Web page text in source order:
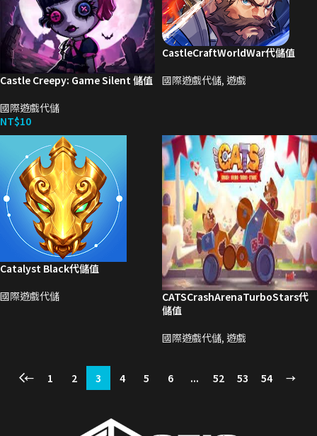
Castle Creepy: Game Silent 儲值
國際遊戲代儲
NT$10
CastleCraftWorldWar代儲值
國際遊戲代儲, 遊戲
Catalyst Black代儲值
國際遊戲代儲
CATSCrashArenaTurboStars代
儲值
國際遊戲代儲, 遊戲
← 1 2 3 4 5 6 ... 52 53 54 →